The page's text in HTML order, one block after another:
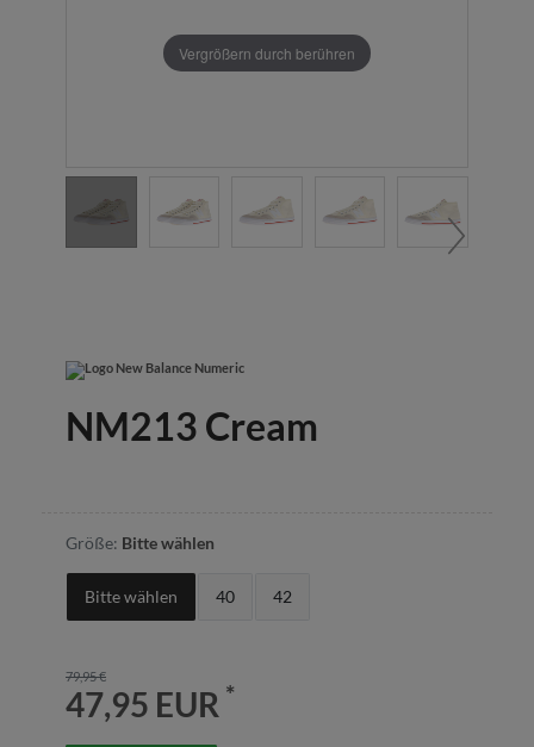
Vergrößern durch berühren
NM213 Cream
Größe: Bitte wählen
Bitte wählen 40 42
79,95 €
47,95 EUR *